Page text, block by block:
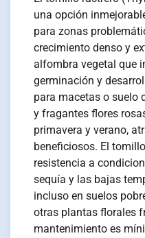
una opción
para zonas
crecimiento denso y
alfombra vegetal que
germinación y
para macetas o suelo
y fragantes flores
primavera y verano,
beneficiosos. El
resistencia a
sequía y las bajas
incluso en suelos
otras plantas florales
mantenimiento es